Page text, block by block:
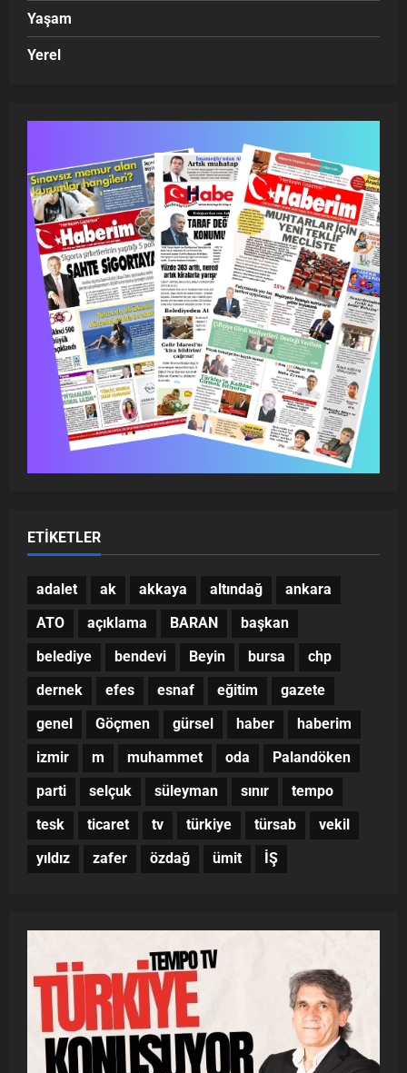
Yaşam
Yerel
ETIKETLER
adalet ak akkaya altındağ
ankara
ATO
açıklama BARAN
başkan
belediye
bendevi Beyin bursa
chp
dernek
efes esnaf eğitim
gazete
genel
Göçmen gürsel haber
haberim
izmir
m muhammet oda
Palandöken
parti
selçuk süleyman sınır
tempo
tesk
ticaret tv türkiye türsab
vekil
yıldız
zafer özdağ ümit İŞ